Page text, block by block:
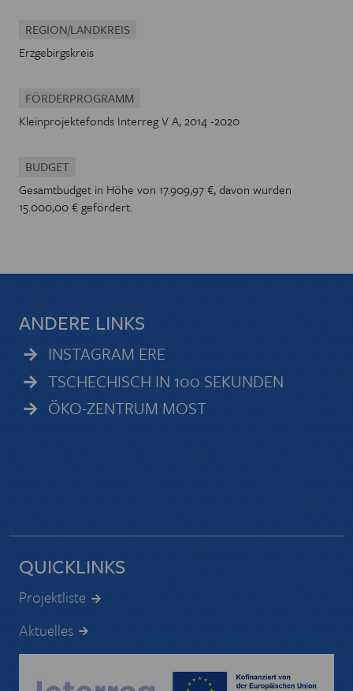
REGION/LANDKREIS
Erzgebirgskreis
FÖRDERPROGRAMM
Kleinprojektefonds Interreg V A, 2014 -2020
BUDGET
Gesamtbudget in Höhe von 17.909,97 €, davon wurden
15.000,00 € gefördert.
ANDERE LINKS
INSTAGRAM ERE
TSCHECHISCH IN 100 SEKUNDEN
ÖKO-ZENTRUM MOST
QUICKLINKS
Projektliste
Aktuelles